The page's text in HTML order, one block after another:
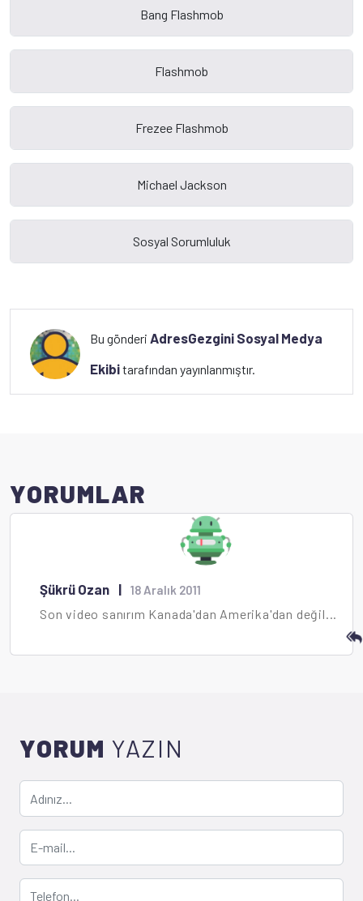
Bu gönderiAdresGezgini Sosyal Medya
Ekibitarafından yayınlanmıştır.
YORUMLAR
Şükrü Ozan | 18 Aralık 2011
Son video sanırım Kanada'dan Amerika'dan değil...
YORUM YAZIN